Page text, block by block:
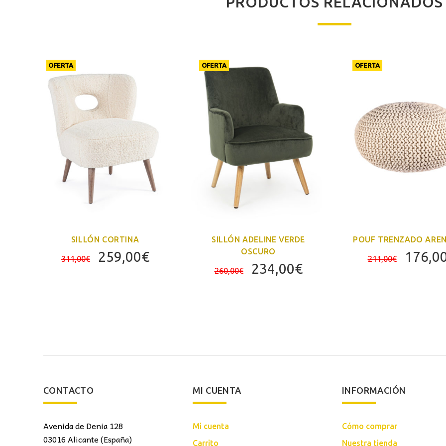
OFERTA
SILLÓN CORTINA
311,00€
El
259,00€El
OFERTA
SILLÓN ADELINE VERDE
OSCURO
260,00€
El
234,00€El
OFERTA
POUF TRENZADO
211,00€
El
CONTACTO
Avenida de Denia 128
03016 Alicante (España)
MI CUENTA
Mi cuenta
Carrito
INFORMACIÓN
Cómo comprar
Nuestra tienda